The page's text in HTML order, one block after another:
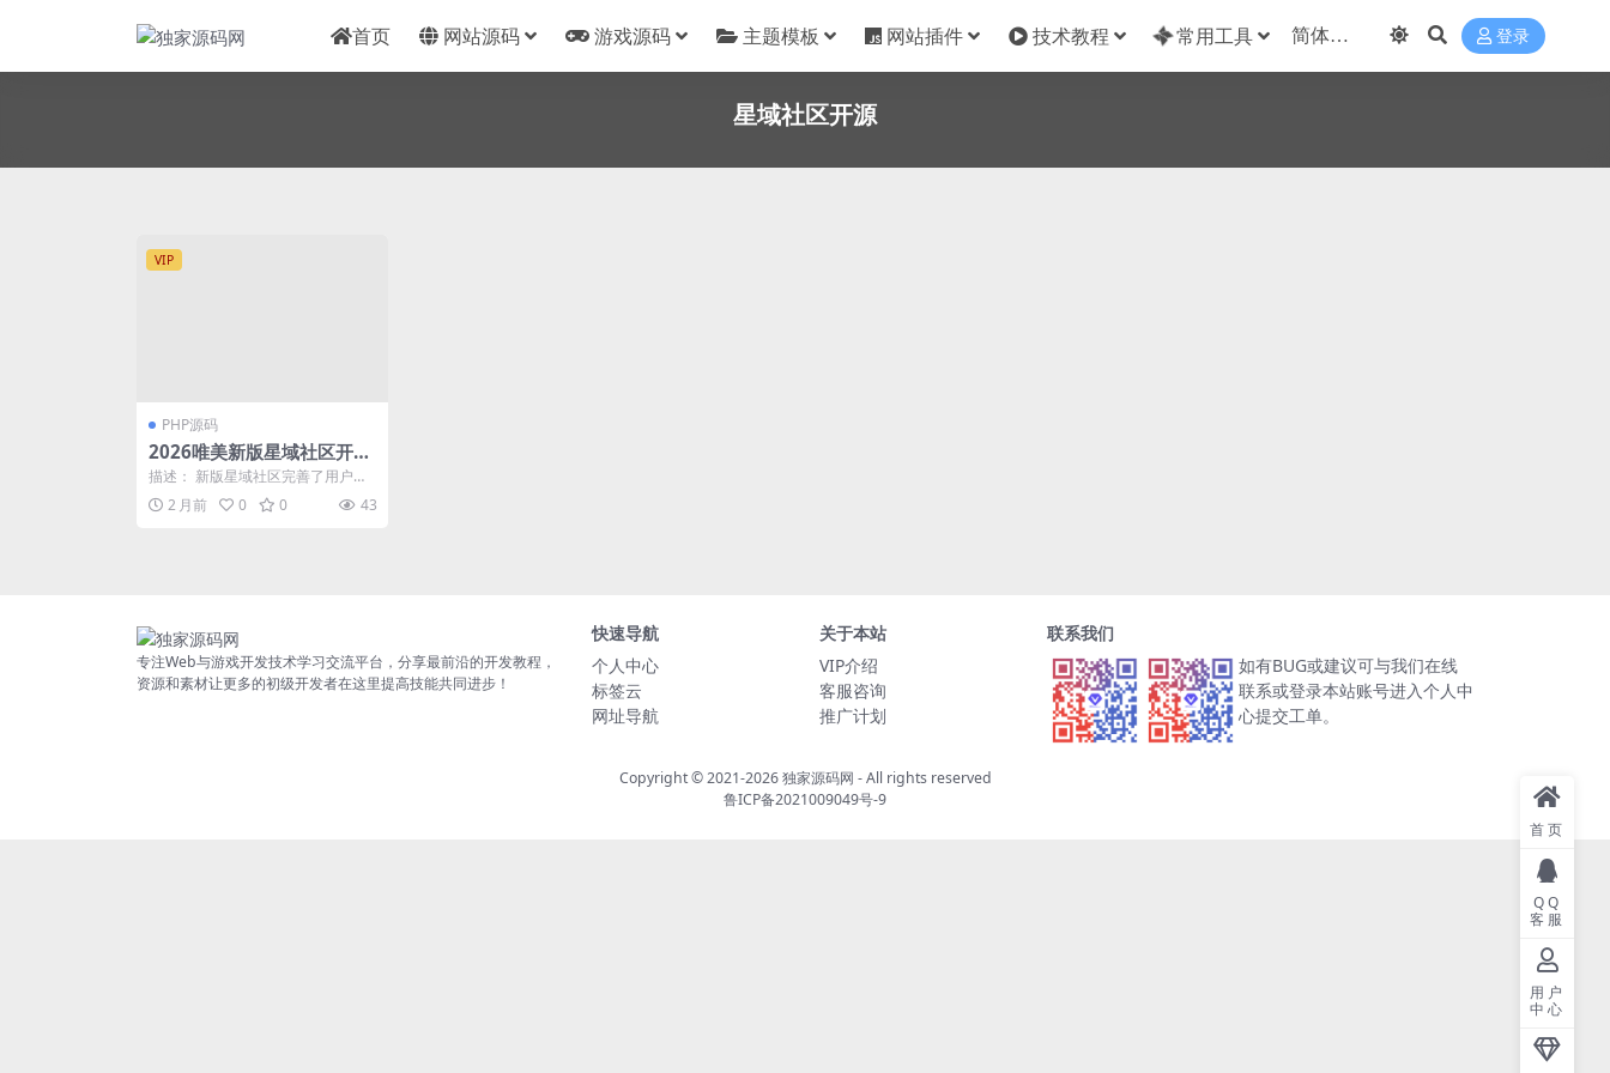
首页 网站源码 游戏源码 主题模板 网站插件 技术教程 常用工具 登录
星域社区开源
VIP
PHP源码
2026唯美新版星域社区开
源/三端APP源码
描述： 新版星域社区完善了用户私
聊转账、商城购买、类 似于闲鱼一
样的功能，可以在...
2 月前 0 0 43
专注Web与游戏开发技术学习交流平台，分享最前沿的开发教程，
资源和素材让更多的初级开发者在这里提高技能共同进步！
快速导航
个人中心
标签云
网址导航
关于本站
VIP介绍
客服咨询
推广计划
联系我们
如有BUG或建议可与我们在线
联系或登录本站账号进入个人中
心提交工单。
Copyright © 2021-2026独家源码网 - All rights reserved
鲁ICP备2021009049号-9
首页
QQ
客服
用户
中心